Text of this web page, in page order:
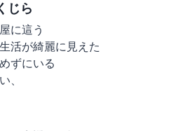
じら
に這う
活が綺麗に見えた
ずにいる
、